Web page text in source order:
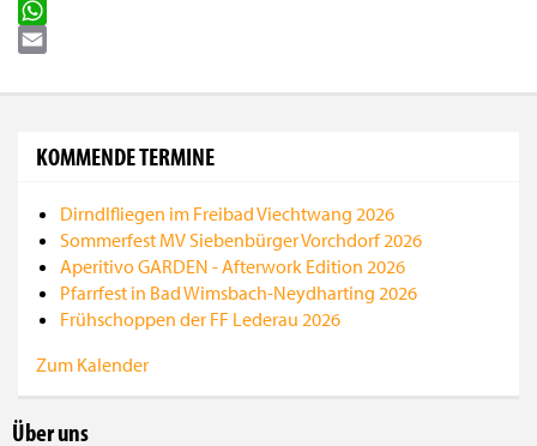
X
WhatsApp
KOMMENDE TERMINE
Dirndlfliegen im Freibad Viechtwang 2026
Sommerfest MV Siebenbürger Vorchdorf 2026
Aperitivo GARDEN - Afterwork Edition 2026
Pfarrfest in Bad Wimsbach-Neydharting 2026
Frühschoppen der FF Lederau 2026
Zum Kalender
Über uns